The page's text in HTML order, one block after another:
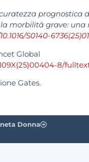
morbilità grave: una
S0140-
Global
8/
Gates.
Donna